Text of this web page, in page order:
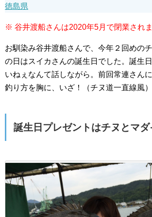
徳島県
※ 谷井渡船さんは2020年5月で閉業されま
お馴染み谷井渡船さんで、今年２回めの
の日はスイカさんの誕生日でした。誕生
いねぇなんて話しながら。前回常連さん
釣り方を胸に、いざ！（チヌ道一直線風）
誕生日プレゼントはチヌとマ